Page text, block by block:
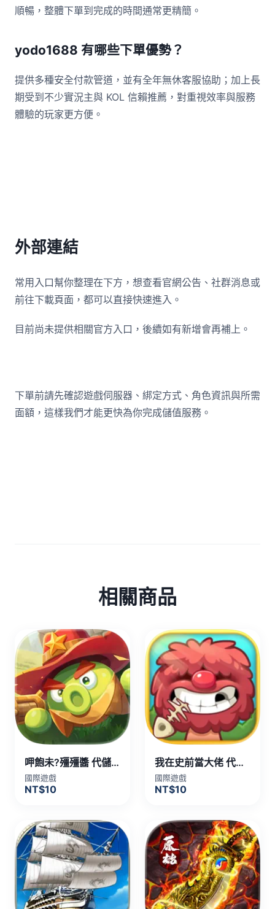
順暢，整體下單到完成的時間通常更精簡。
yodo1688 有哪些下單優勢？
提供多種安全付款管道，並有全年無休客服協助；加上長
期受到不少實況主與 KOL 信賴推薦，對重視效率與服務
體驗的玩家更方便。
外部連結
常用入口幫你整理在下方，想查看官網公告、社群消息或
前往下載頁面，都可以直接快速進入。
目前尚未提供相關官方入口，後續如有新增會再補上。
下單前請先確認遊戲伺服器、綁定方式、角色資訊與所需
面額，這樣我們才能更快為你完成儲值服務。
相關商品
呷飽未?殭殭醬 代儲值
國際遊戲
NT$10
我在史前當大佬 代儲值
國際遊戲
NT$10